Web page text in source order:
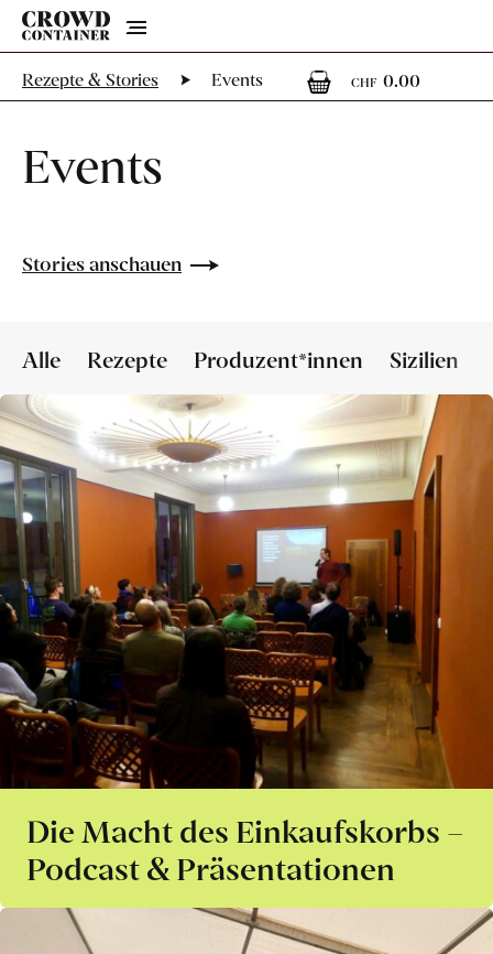
Menu
Rezepte & Stories Events
CHF 0.000
Events
Stories anschauen
Alle Rezepte Produzent*innen Sizilien
Die Macht des Einkaufskorbs –
Podcast & Präsentationen